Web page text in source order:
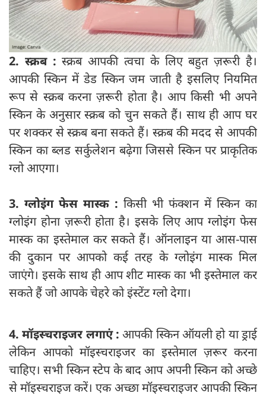
2. स्क्रब :स्क्रब आपकी त्वचा के लिए बहुत ज़रूरी है।
आपकी स्किन में डेड स्किन जम जाती है इसलिए नियमित
रूप से स्क्रब करना ज़रूरी होता है। आप किसी भी अपने
स्किन के अनुसार स्क्रब को चुन सकते हैं। साथ ही आप घर
पर शक्कर से स्क्रब बना सकते हैं। स्क्रब की मदद से आपकी
स्किन का ब्लड सर्कुलेशन बढ़ेगा जिससे स्किन पर प्राकृतिक
ग्लो आएगा।
3. ग्लोइंग फेस मास्क : किसी भी फंक्शन में स्किन का
ग्लोइंग होना ज़रूरी होता है। इसके लिए आप ग्लोइंग फेस
मास्क का इस्तेमाल कर सकते हैं। ऑनलाइन या आस-पास
की दुकान पर आपको कई तरह के ग्लोइंग मास्क मिल
जाएंगे। इसके साथ ही आप शीट मास्क का भी इस्तेमाल कर
सकते हैं जो आपके चेहरे को इंस्टेंट ग्लो देगा।
4. मॉइस्चराइजर लगाएं :आपकी स्किन ऑयली हो या ड्राई
लेकिन आपको मॉइस्चराइजर का इस्तेमाल ज़रूर करना
चाहिए। सभी स्किन स्टेप के बाद आप अपनी स्किन को अच्छे
से मॉइस्चराइज करें। एक अच्छा मॉइस्चराइजर आपकी स्किन